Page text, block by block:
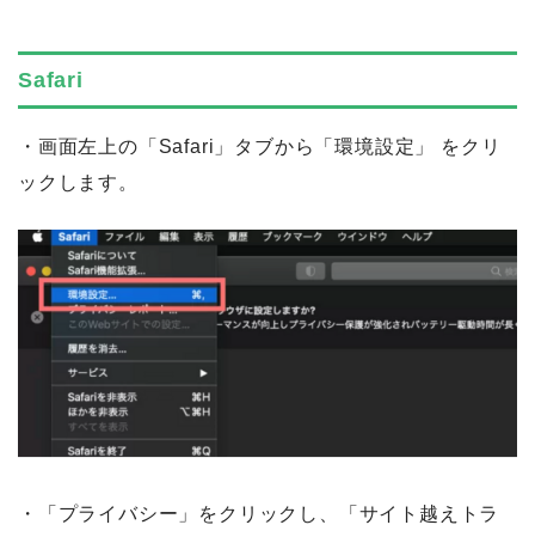
Safari
・画面左上の「​Safari」タブから「環境設定」 をクリ
ックします。
・「プライバシー」をクリックし、「サイト越えトラ